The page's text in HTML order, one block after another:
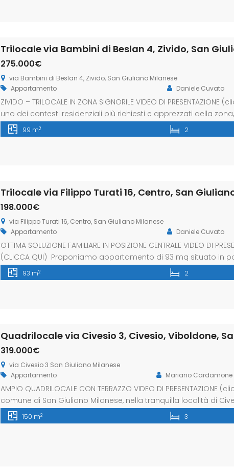
Trilocale via Bambini di Beslan 4, Zivido, San
275.000€
via Bambini di Beslan 4, Zivido, San Giuliano Milanese
Appartamento
Daniele Cuvato
ZIVIDO – TRILOCALE IN ZONA SIGNORILE VIDEO DI
uno dei contesti residenziali più richiesti e apprezzati della
appartamento di tre locali con doppi servizi, ideale per chi
luminosi e ben organizzati. L’abitazione accoglie con un
99 m2 2
Trilocale via Filippo Turati 16, Centro, San
198.000€
via Filippo Turati 16, Centro, San Giuliano Milanese
Appartamento
Daniele Cuvato
OTTIMA SOLUZIONE FAMILIARE IN POSIZIONE CENTRALE VIDEO DI
(CLICCA QUI) Proponiamo appartamento di 93 mq situato in
principali servizi del paese. L’immobile è composto da
matrimoniali, bagno e balcone. Possibilità di acquistare un
93 m2 2
319.000€
via Civesio 3 San Giuliano Milanese
Appartamento
Mariano Cardamone
AMPIO QUADRILOCALE CON TERRAZZO VIDEO DI
comune di San Giuliano Milanese, nella tranquilla località di
quadrilocale di circa 150 mq situato al primo ed ultimo piano
ascensore, caratterizzata da eleganti mattoncini faccia a
150 m2 3